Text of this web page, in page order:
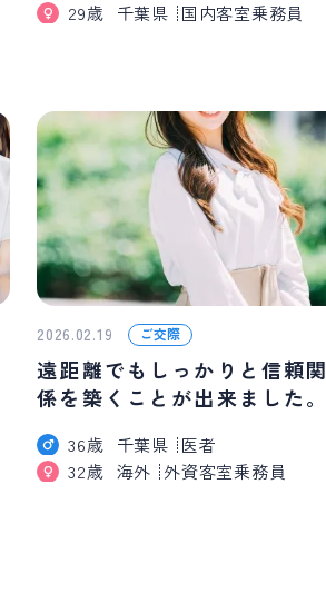
29歳
千葉県 国内客室乗務員
2026.02.19 ご交際
遠距離でもしっかりと信頼関
係を築くことが出来ました。
36歳 千葉県
医者
32歳 海外 外資客室乗務員